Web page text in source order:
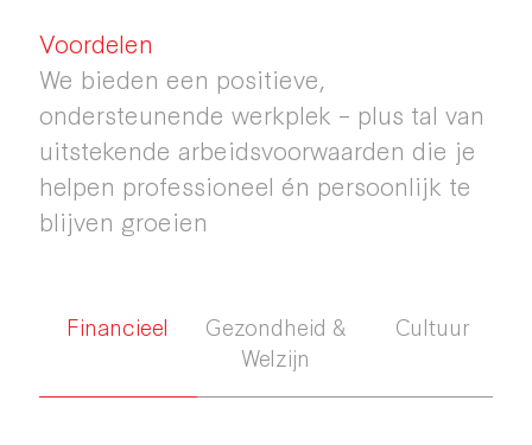
Voordelen
We bieden een positieve,
ondersteunende werkplek – plus tal van
uitstekende arbeidsvoorwaarden die je
helpen professioneel én persoonlijk te
blijven groeien
Financieel
Gezondheid &
Welzijn
Cultuur